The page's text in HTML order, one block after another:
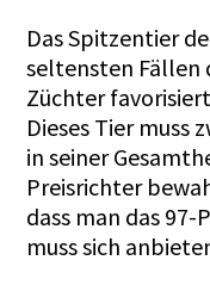
Das Spitzentier
seltensten Fällen
Züchter
Dieses Tier muss
in seiner
Preisrichter
dass man das
muss sich